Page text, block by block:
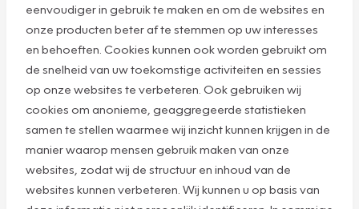
eenvoudiger in gebruik te maken en om de websites en
onze producten beter af te stemmen op uw interesses
en behoeften. Cookies kunnen ook worden gebruikt om
de snelheid van uw toekomstige activiteiten en sessies
op onze websites te verbeteren. Ook gebruiken wij
cookies om anonieme, geaggregeerde statistieken
samen te stellen waarmee wij inzicht kunnen krijgen in de
manier waarop mensen gebruik maken van onze
websites, zodat wij de structuur en inhoud van de
websites kunnen verbeteren. Wij kunnen u op basis van